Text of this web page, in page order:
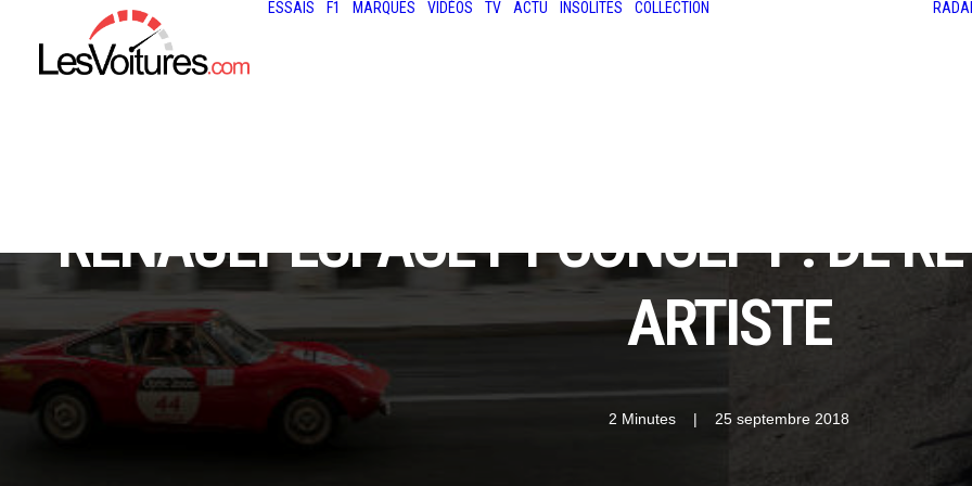
ESSAIS F1 MARQUES VIDÉOS TV ACTU INSOLITES COLLECTION
RENAULT ESPACE F1 CONCEPT : DE
ARTISTE
2 Minutes | 25 septembre 2018